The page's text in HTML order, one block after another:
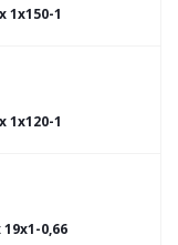
1х150-1
1х120-1
0,66